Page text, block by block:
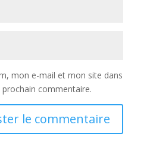
mon e-mail et mon site dans
commentaire.